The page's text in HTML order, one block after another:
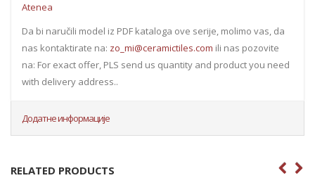
Atenea
Da bi naručili model iz PDF kataloga ove serije, molimo vas, da
nas kontaktirate na: zo_mi@ceramictiles.com ili nas pozovite
na: For exact offer, PLS send us quantity and product you need
with delivery address..
Додатне информације
RELATED PRODUCTS